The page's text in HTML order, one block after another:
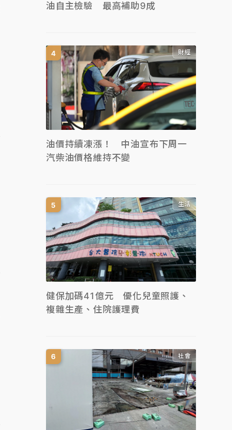
油自主檢驗 最高補助9成
財經
油價持續凍漲！ 中油宣布下周一
汽柴油價格維持不變
生活
健保加碼41億元 優化兒童照護、
複雜生產、住院護理費
社會